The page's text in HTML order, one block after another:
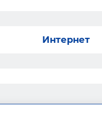
Интернет